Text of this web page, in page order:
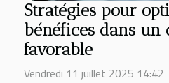
Stratégies pour
bénéfices dans un
favorable
Vendredi 11 juillet 2025 14:42